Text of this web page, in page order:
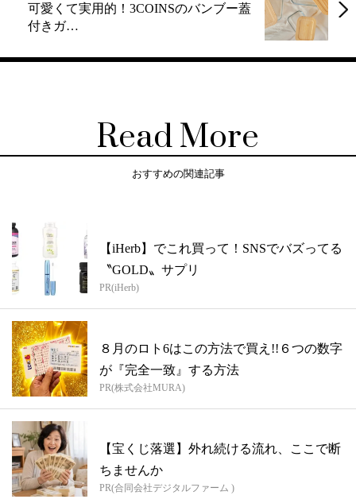
可愛くて実用的！3COINSのバンブー蓋
付きガ…
Read More
おすすめの関連記事
【iHerb】でこれ買って！SNSでバズってる
〝GOLD〟サプリ
PR(iHerb)
８月のロト6はこの方法で買え!!６つの数字
が『完全一致』する方法
PR(株式会社MURA)
【宝くじ落選】外れ続ける流れ、ここで断
ちませんか
PR(合同会社デジタルファーム )